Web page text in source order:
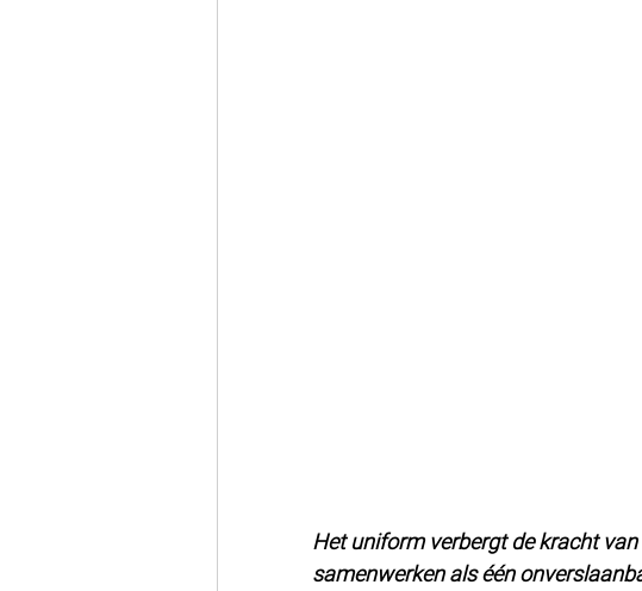
Het uniform verbergt de kracht
samenwerken als één